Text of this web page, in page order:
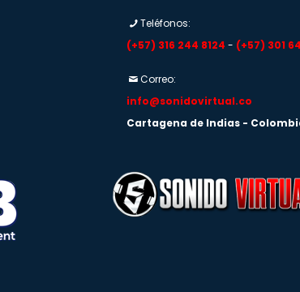
Teléfonos:
(+57) 316 244 8124 - (+57) 301
Correo:
info@sonidovirtual.co
Cartagena de Indias -